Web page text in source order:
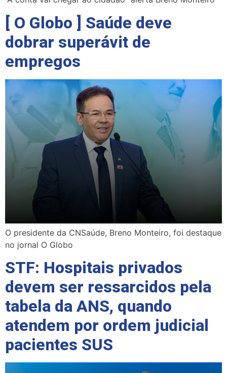
[ O Globo ] Saúde deve
dobrar superávit de
empregos
O presidente da CNSaúde, Breno Monteiro, foi destaque
no jornal O Globo
STF: Hospitais privados
devem ser ressarcidos pela
tabela da ANS, quando
atendem por ordem judicial
pacientes SUS